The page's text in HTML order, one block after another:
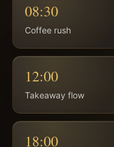
08:30
Coffee rush
12:00
Takeaway flow
18:00